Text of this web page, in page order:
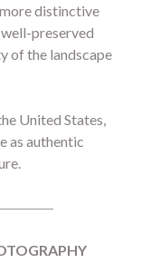
distinctive
preserved
of the landscape
United States,
as authentic